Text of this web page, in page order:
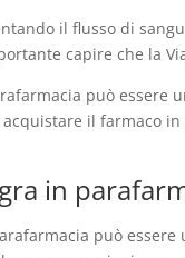
il flusso di
capire che la
può essere
il farmaco
in
può